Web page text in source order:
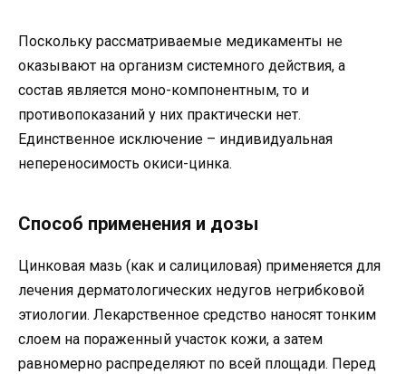
Поскольку рассматриваемые медикаменты не
оказывают на организм системного действия, а
состав является моно-компонентным, то и
противопоказаний у них практически нет.
Единственное исключение – индивидуальная
непереносимость окиси-цинка.
Способ применения и дозы
Цинковая мазь (как и салициловая) применяется для
лечения дерматологических недугов негрибковой
этиологии. Лекарственное средство наносят тонким
слоем на пораженный участок кожи, а затем
равномерно распределяют по всей площади. Перед